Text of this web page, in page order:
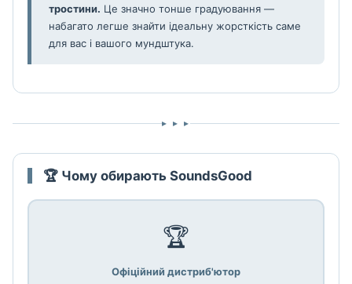
тростини. Це значно тонше градуювання —
набагато легше знайти ідеальну жорсткість саме
для вас і вашого мундштука.
▸ ▸ ▸
🏆 Чому обирають SoundsGood
🏆
Офіційний дистриб'ютор